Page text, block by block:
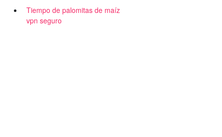
Tiempo de palomitas de maíz
vpn seguro